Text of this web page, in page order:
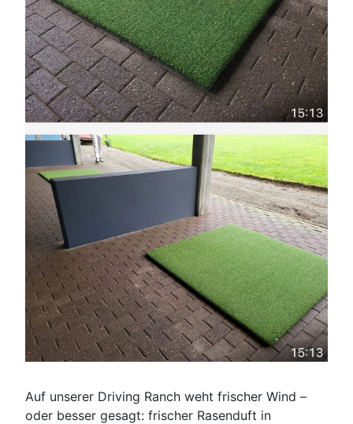
Auf unserer Driving Ranch weht frischer Wind –
oder besser gesagt: frischer Rasenduft in